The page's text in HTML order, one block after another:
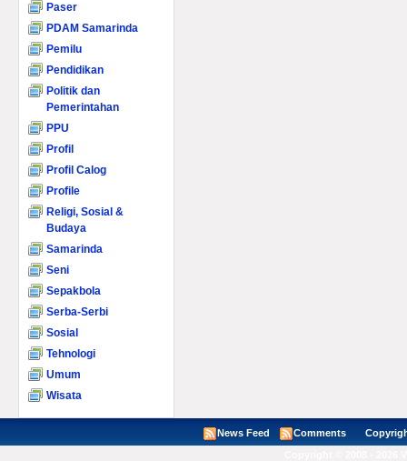
Paser
PDAM Samarinda
Pemilu
Pendidikan
Politik dan
Pemerintahan
PPU
Profil
Profil Calog
Profile
Religi, Sosial &
Budaya
Samarinda
Seni
Sepakbola
Serba-Serbi
Sosial
Tehnologi
Umum
Wisata
News Feed Comments Copyright